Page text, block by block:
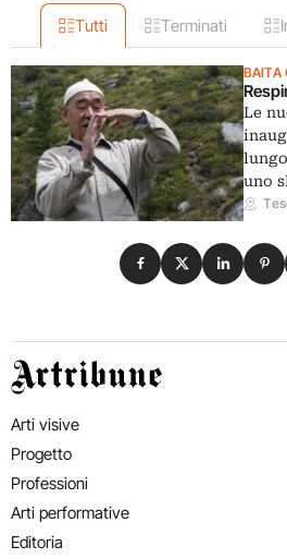
Tutti Terminati
BAITA
Le
uno
Condividi su
Condividi su X
Condividi
Artribune
Arti visive
Progetto
Professioni
Arti performative
Editoria